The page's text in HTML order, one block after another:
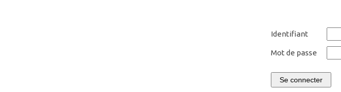
Identifiant
Mot de passe
Se connecter